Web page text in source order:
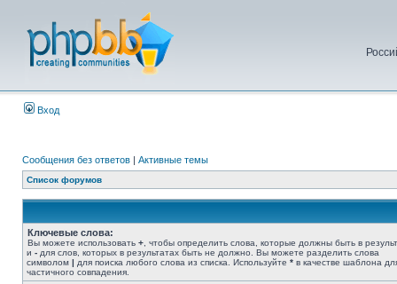
Вход
Сообщения без ответов | Активные темы
Список форумов
Ключевые слова:
Вы можете использовать + , чтобы определить слова, которые должны быть в
и - для слов, которых в результатах быть не должно. Вы можете разделить слова
символом | для поиска любого слова из списка. Используйте * в качестве шаблона
частичного совпадения.